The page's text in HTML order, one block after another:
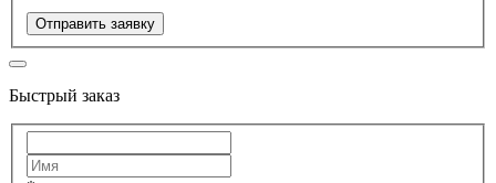
Отправить заявку
Быстрый заказ